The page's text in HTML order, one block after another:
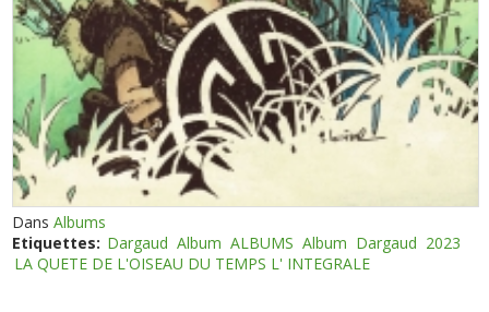
DansAlbums
Etiquettes: Dargaud Album ALBUMS Album Dargaud 2023
LA QUETE DE L'OISEAU DU TEMPS L' INTEGRALE